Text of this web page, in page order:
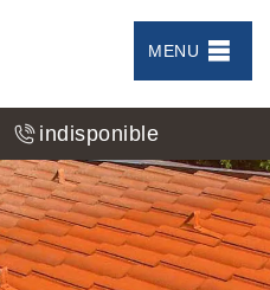
MENU
indisponible